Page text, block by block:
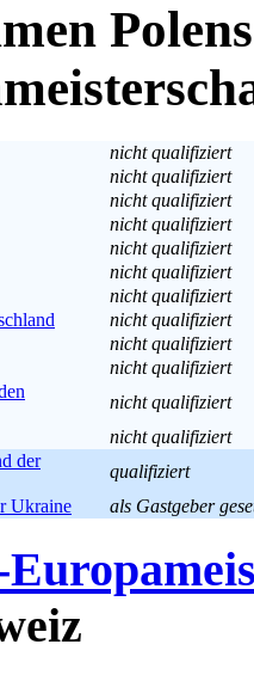
nicht qualifiziert
nicht qualifiziert
nicht qualifiziert
nicht qualifiziert
nicht qualifiziert
nicht qualifiziert
nicht qualifiziert
nicht qualifiziert
nicht qualifiziert
nicht qualifiziert
nicht qualifiziert
nicht qualifiziert
der
qualifiziert
Ukraine als Gastgeber